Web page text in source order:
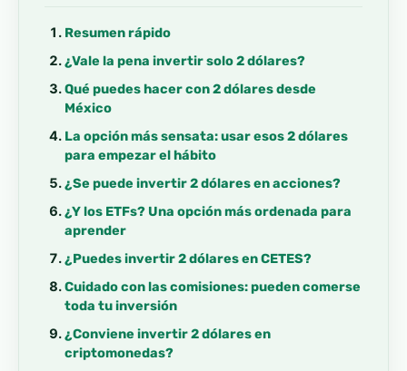
Resumen rápido
¿Vale la pena invertir solo 2 dólares?
Qué puedes hacer con 2 dólares desde
México
La opción más sensata: usar esos 2 dólares
para empezar el hábito
¿Se puede invertir 2 dólares en acciones?
¿Y los ETFs? Una opción más ordenada para
aprender
¿Puedes invertir 2 dólares en CETES?
Cuidado con las comisiones: pueden comerse
toda tu inversión
¿Conviene invertir 2 dólares en
criptomonedas?